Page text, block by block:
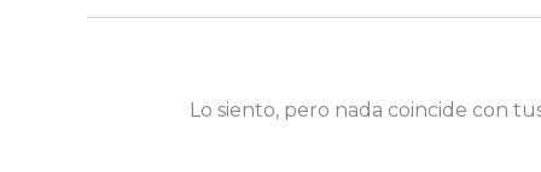
Lo siento, pero nada coincide con